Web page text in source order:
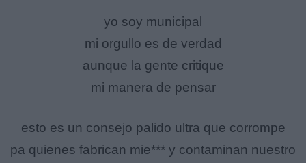
yo soy municipal
mi orgullo es de verdad
aunque la gente critique
mi manera de pensar
esto es un consejo palido ultra que corrompe
pa quienes fabrican mie*** y contaminan nuestro